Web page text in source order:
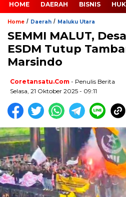
HOME DAERAH BISNIS
Home / Daerah / Maluku Utara
SEMMI MALUT,
ESDM Tutup
Marsindo
Coretansatu.com - Penulis Berita
Selasa, 21 Oktober 2025 - 09:11